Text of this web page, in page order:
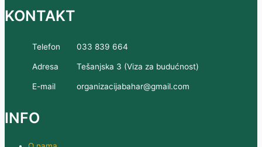
KONTAKT
Telefon 033 839 664
Adresa Tešanjska 3 (Viza za budućnost)
E-mail organizacijabahar@gmail.com
INFO